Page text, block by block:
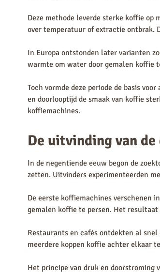
Deze methode leverde sterke koffie op
over temperatuur of extractie ontbrak.
In Europa ontstonden later varianten
warmte om water door gemalen koffie
Toch vormde deze periode de basis
en doorlooptijd de smaak van koffie
koffiemachines.
De uitvinding van
In de negentiende eeuw begon de
zetten. Uitvinders experimenteerden
De eerste koffiemachines verschenen
gemalen koffie te persen. Het
Restaurants en cafés ontdekten al
meerdere koppen koffie achter elkaar
Het principe van druk en doorstroming